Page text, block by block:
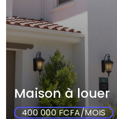
Maison à louer
400 000 FCFA/MOIS